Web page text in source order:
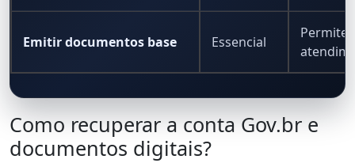
Emitir documentos base Essencial
Permite
Como recuperar a conta Gov.br e
documentos digitais?